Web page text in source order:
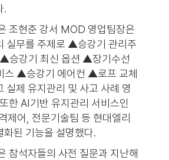
.
조현준 강서 MOD 영업팀장은
실무를 주제로 ▲승강기 관리주
승강기 최신 옵션 ▲장기수선
스 ▲승강기 에어컨 ▲로프 교체
실제 유지관리 및 사고 사례 영
한 AI기반 유지관리 서비스인
제어, 전문기술팀 등 현대엘리
화된 기능을 설명했다.
참석자들의 사전 질문과 지난해